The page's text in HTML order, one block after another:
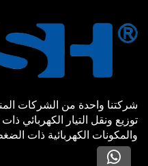
شركتنا واحدة من الشركات
توزيع ونقل التيار الكهربائي
والمكونات الكهربائية ذات